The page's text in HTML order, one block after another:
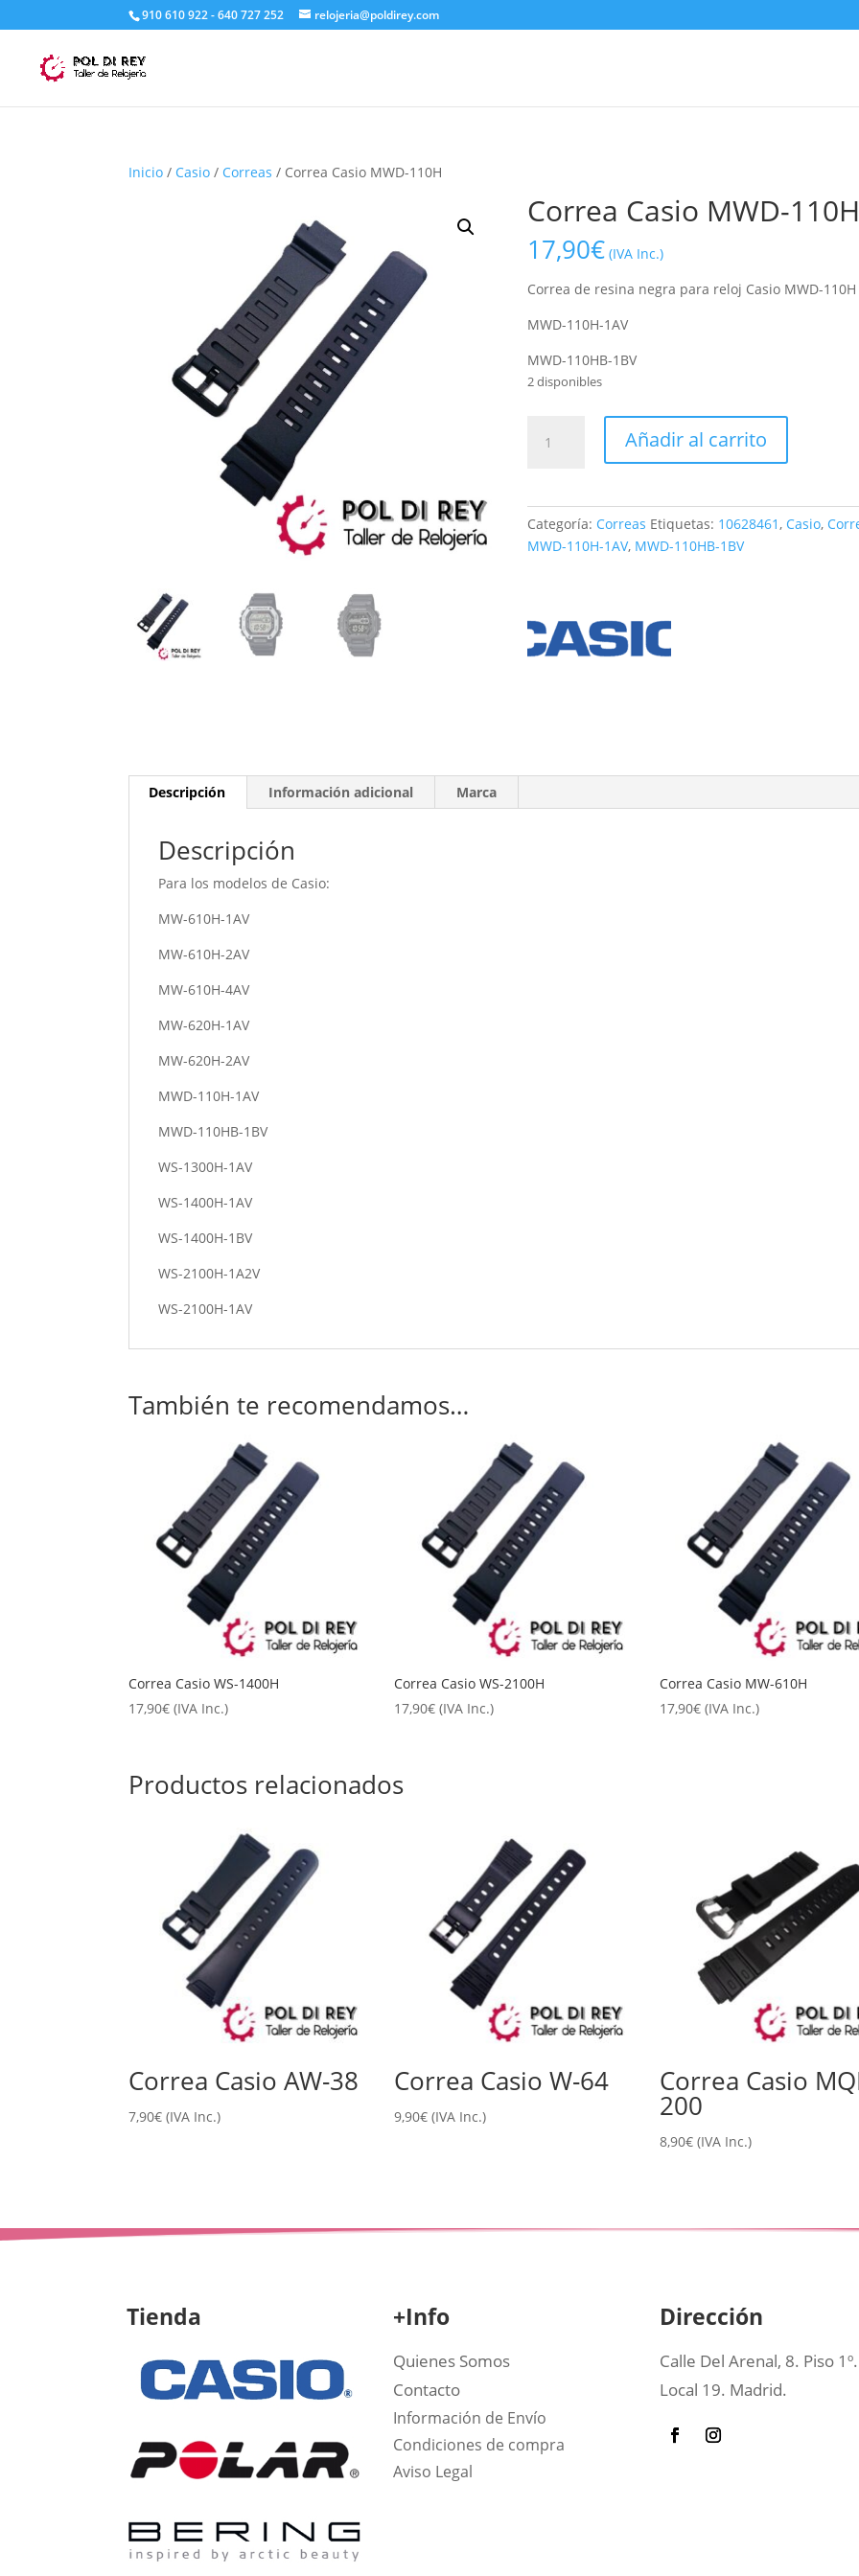
910 610 922 - 640 727 252 relojeria@poldirey.com
Inicio / Casio / Correas / Correa Casio MWD-110H
Correa Casio MWD-110H
17,90€ (IVA Inc.)
Correa de resina negra para reloj Casio MWD-110H
MWD-110H-1AV
MWD-110HB-1BV
2 disponibles
Casio
cantidad
Añadir al carrito
Categoría: Correas Etiquetas: 10628461, Casio,
MWD-110H-1AV, MWD-110HB-1BV
Descripción Información adicional Marca
Descripción
Para los modelos de Casio:
MW-610H-1AV
MW-610H-2AV
MW-610H-4AV
MW-620H-1AV
MW-620H-2AV
MWD-110H-1AV
MWD-110HB-1BV
WS-1300H-1AV
WS-1400H-1AV
WS-1400H-1BV
WS-2100H-1A2V
WS-2100H-1AV
También te recomendamos…
Correa Casio WS-1400H
17,90€ (IVA Inc.)
Correa Casio WS-2100H
17,90€ (IVA Inc.)
Correa Casio MW-610H
17,90€ (IVA Inc.)
Productos relacionados
Correa Casio AW-38
7,90€ (IVA Inc.)
Correa Casio W-64
9,90€ (IVA Inc.)
Correa Casio
200
8,90€ (IVA Inc.)
Tienda +Info
Quienes Somos
Contacto
Información de Envío
Condiciones de compra
Aviso Legal
Dirección
Calle Del Arenal, 8. Piso 1º.
Local 19. Madrid.